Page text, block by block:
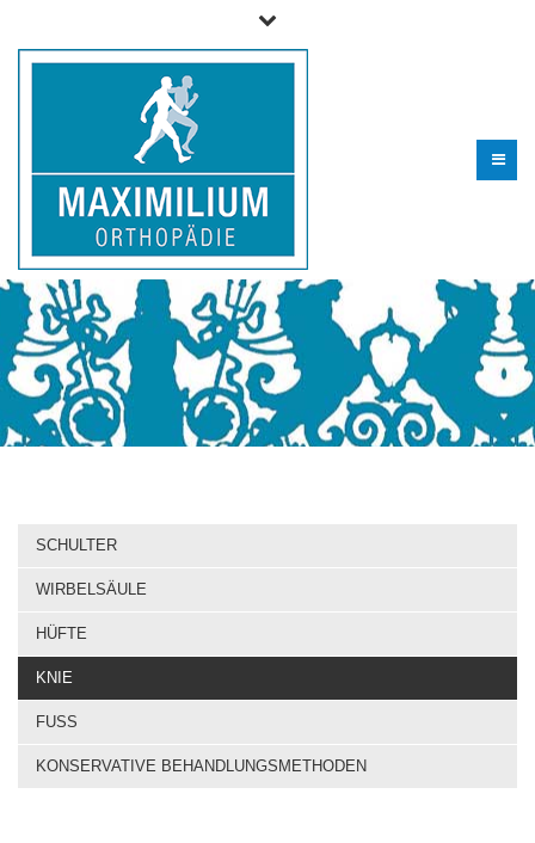
Telefon für Fragen und zur Terminvereinbarung (09 06) 29
info@maximilium.de
SCHULTER
WIRBELSÄULE
HÜFTE
KNIE
FUSS
KONSERVATIVE BEHANDLUNGSMETHODEN